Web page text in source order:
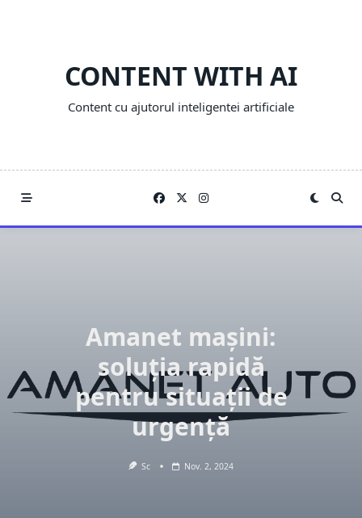
CONTENT WITH AI
Content cu ajutorul inteligentei artificiale
Amanet mașini:
soluția rapidă
pentru situații de
urgență
Sc Nov. 2, 2024